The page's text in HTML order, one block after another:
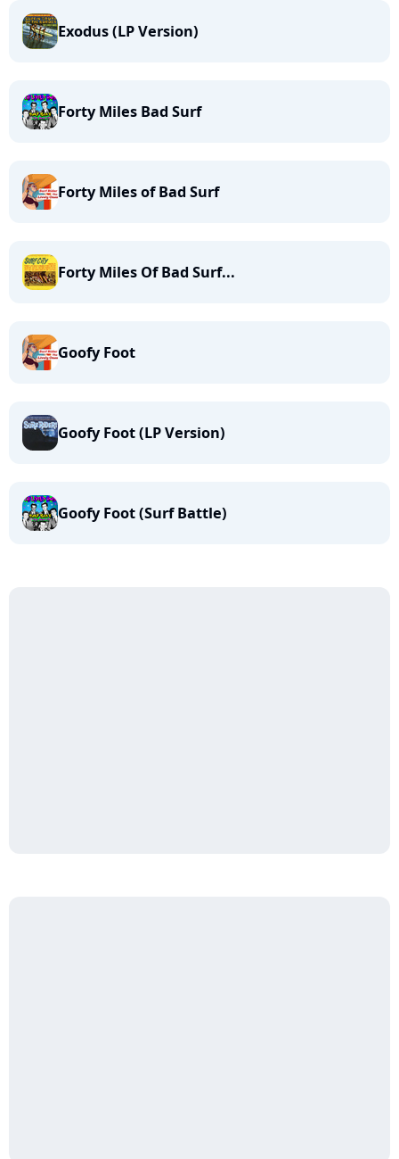
Exodus (LP Version)
Forty Miles Bad Surf
Forty Miles of Bad Surf
Forty Miles Of Bad Surf...
Goofy Foot
Goofy Foot (LP Version)
Goofy Foot (Surf Battle)